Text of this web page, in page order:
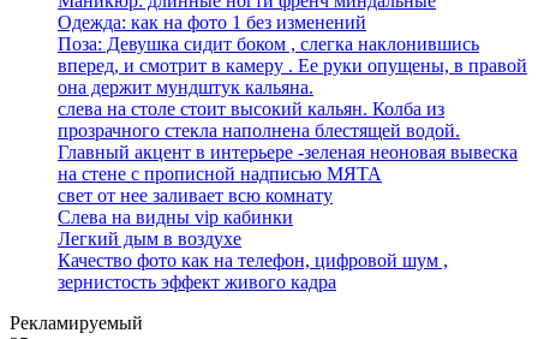
Одежда: как на фото 1 без изменений
Поза: Девушка сидит боком , слегка наклонившись
вперед, и смотрит в камеру . Ее руки опущены, в правой
она держит мундштук кальяна.
слева на столе стоит высокий кальян. Колба из
прозрачного стекла наполнена блестящей водой.
Главный акцент в интерьере -зеленая неоновая вывеска
на стене с прописной надписью МЯТА
свет от нее заливает всю комнату
Слева на видны vip кабинки
Легкий дым в воздухе
Качество фото как на телефон, цифровой шум ,
зернистость эффект живого кадра
Рекламируемый